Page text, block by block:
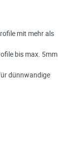
mit mehr als
bis max. 5mm
dünnwandige